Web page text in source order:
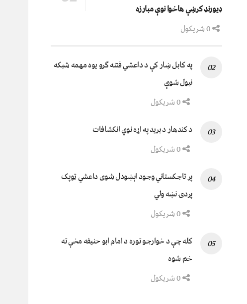
ډیورنډ کرښې هاخوا نوې مبارزه
په کابل ښار کې د داعشي فتنه ګرو يوه مهمه شبکه
نيول شوې
د کندهار د برید په اړه نوي انکشافات
پر تاجکستاني وجود اېښودل شوی داعشي ټوپک
پردۍ نښه ولي
کله چې د خوارجو توره د امام ابو حنیفه مخې ته
خم شوه